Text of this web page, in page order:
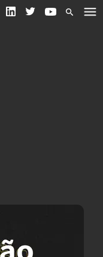
Podcast